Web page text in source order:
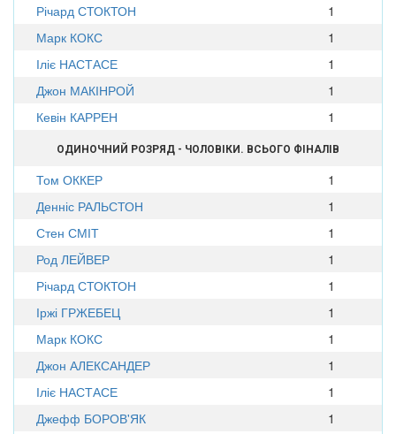
Річард СТОКТОН
1
Марк КОКС
1
Іліє НАСТАСЕ
1
Джон МАКІНРОЙ
1
Кевін КАРРЕН
1
ОДИНОЧНИЙ РОЗРЯД - ЧОЛОВІКИ. ВСЬОГО ФІНАЛІВ
Том ОККЕР
1
Денніс РАЛЬСТОН
1
Стен СМІТ
1
Род ЛЕЙВЕР
1
Річард СТОКТОН
1
Іржі ГРЖЕБЕЦ
1
Марк КОКС
1
Джон АЛЕКСАНДЕР
1
Іліє НАСТАСЕ
1
Джефф БОРОВ'ЯК
1